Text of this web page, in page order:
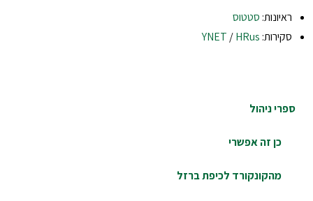
ניהול
כן זה אפשרי
מהקונקורד לכיפת ברזל
סטטוס
YNET/ HRus